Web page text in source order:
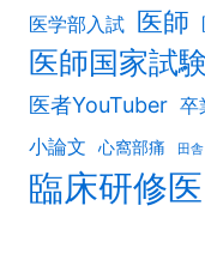
医学部入試 医師
医師国家試
医者YouTuber 卒
小論文 心窩部痛 田舎
臨床研修医